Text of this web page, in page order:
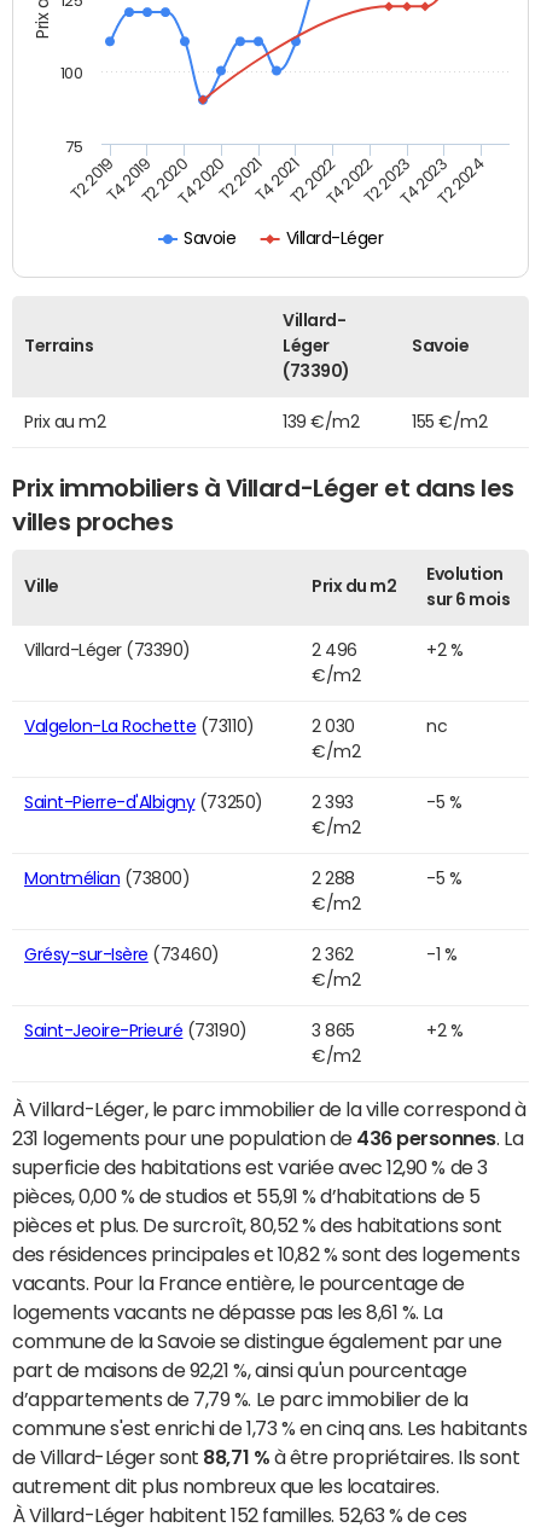
Savoie Villard-Léger
T2 2019T4 2019T2 2020T4 2020T2 2021T4 2021T2 2022T4 2022T2 2023T4 2023T2 2024
100
75
Terrains
Villard-
Léger
(73390)
Savoie
Prix au m2 139 €/m2 155 €/m2
Prix immobiliers à Villard-Léger et dans les
villes proches
Ville Prix du m2
Evolution
sur 6 mois
Villard-Léger (73390)
2 496
€/m2
+2 %
Valgelon-La Rochette (73110)
2 030
€/m2
nc
Saint-Pierre-d'Albigny(73250)
2 393
€/m2
-5 %
Montmélian (73800)
2 288
€/m2
-5 %
Grésy-sur-Isère (73460)
2 362
€/m2
-1 %
Saint-Jeoire-Prieuré (73190)
3 865
€/m2
+2 %
À Villard-Léger, le parc immobilier de la ville correspond à
231 logements pour une population de 436 personnes. La
superficie des habitations est variée avec 12,90 % de 3
pièces, 0,00 % de studios et 55,91 % d’habitations de 5
pièces et plus. De surcroît, 80,52 % des habitations sont
des résidences principales et 10,82 % sont des logements
vacants. Pour la France entière, le pourcentage de
logements vacants ne dépasse pas les 8,61 %. La
commune de la Savoie se distingue également par une
part de maisons de 92,21 %, ainsi qu'un pourcentage
d’appartements de 7,79 %. Le parc immobilier de la
commune s'est enrichi de 1,73 % en cinq ans. Les habitants
de Villard-Léger sont 88,71 % à être propriétaires. Ils sont
autrement dit plus nombreux que les locataires.
À Villard-Léger habitent 152 familles. 52,63 % de ces